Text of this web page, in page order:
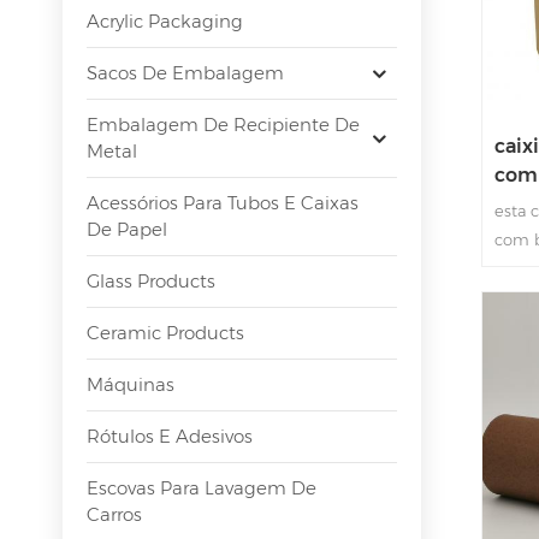
Acrylic Packaging
Sacos De Embalagem
Embalagem De Recipiente De
Metal
Acessórios Para Tubos E Caixas
De Papel
Glass Products
Ceramic Products
Máquinas
Rótulos E Adesivos
Escovas Para Lavagem De
Carros
esta
com
com